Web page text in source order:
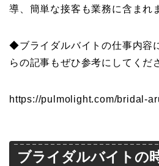
導、簡単な接客も業務に含まれ
◆ブライダルバイトの仕事内容
らの記事もぜひ参考にしてくだ
https://pulmolight.com/bridal-
ブライダルバイトの